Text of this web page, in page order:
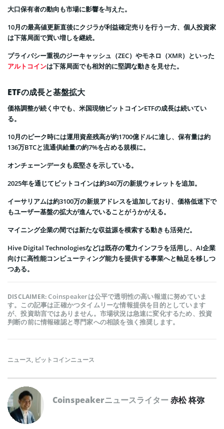
大口保有者の動向も市場に影響を与えた。
10月の最高値更新直後にクジラが利益確定売りを行う一方、個人投資家
は下落局面で買い増しを継続。
プライバシー重視のジーキャッシュ（ZEC）やモネロ（XMR）といった
アルトコインは下落局面でも相対的に堅調な動きを見せた。
ETFの成長と基盤拡大
価格調整が続く中でも、米国現物ビットコインETFの成長は続いてい
る。
10月のピーク時には運用資産残高が約1700億ドルに達し、保有量は約
136万BTCと流通供給量の約7%を占める規模に。
オンチェーンデータも底堅さを示している。
2025年を通じてビットコインは約340万の新規ウォレットを追加。
イーサリアムは約3100万の新規アドレスを追加しており、価格低迷下で
もユーザー基盤の拡大が進んでいることがうかがえる。
マイニング企業の間では新たな収益源を模索する動きも活発だ。
Hive Digital Technologiesなどは既存の電力インフラを活用し、AI企業
向けに高性能コンピューティング能力を提供する事業へと軸足を移しつ
つある。
DISCLAIMER:Coinspeakerは公平で透明性の高い報道に努めていま
す。この記事は正確かつタイムリーな情報提供を目的としています
が、投資助言ではありません。市場状況は急速に変化するため、投資
判断の前に情報確認と専門家への相談を強く推奨します。
ニュース, ビットコインニュース
Coinspeakerニュースライター赤松 柊弥